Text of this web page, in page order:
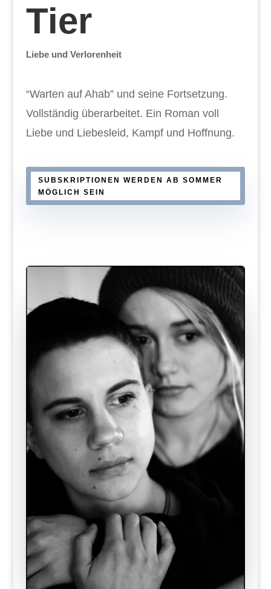
Tier
Liebe und Verlorenheit
“Warten auf Ahab” und seine Fortsetzung.
Vollständig überarbeitet. Ein Roman voll
Liebe und Liebesleid, Kampf und Hoffnung.
SUBSKRIPTIONEN WERDEN AB SOMMER
MÖGLICH SEIN